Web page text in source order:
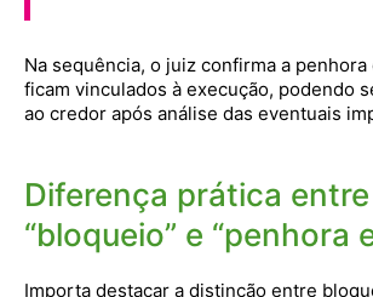
Na sequência, o juiz confirma a penhora
ficam vinculados à execução, podendo
ao credor após análise das eventuais
Diferença prática entre
“bloqueio” e “penhora
Importa destacar a distinção entre